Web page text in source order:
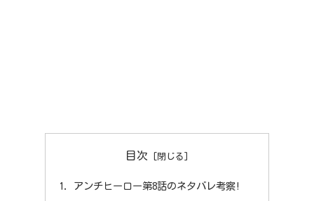
目次
アンチヒーロー第8話のネタバレ考察!